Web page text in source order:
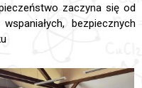
zaczyna się od
bezpiecznych